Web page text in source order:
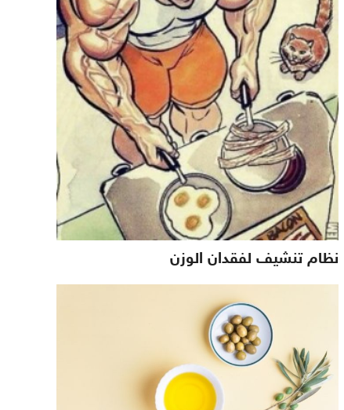
نظام تنشيف لفقدان الوزن